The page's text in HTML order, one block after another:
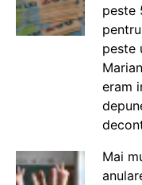
peste
peste
eram
Mai